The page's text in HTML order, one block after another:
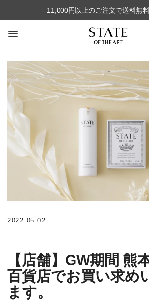
11,000円以上のご注文で送料無料
2022.05.02
【店舗】GW期間 熊
百貨店でお買い求め
ます。